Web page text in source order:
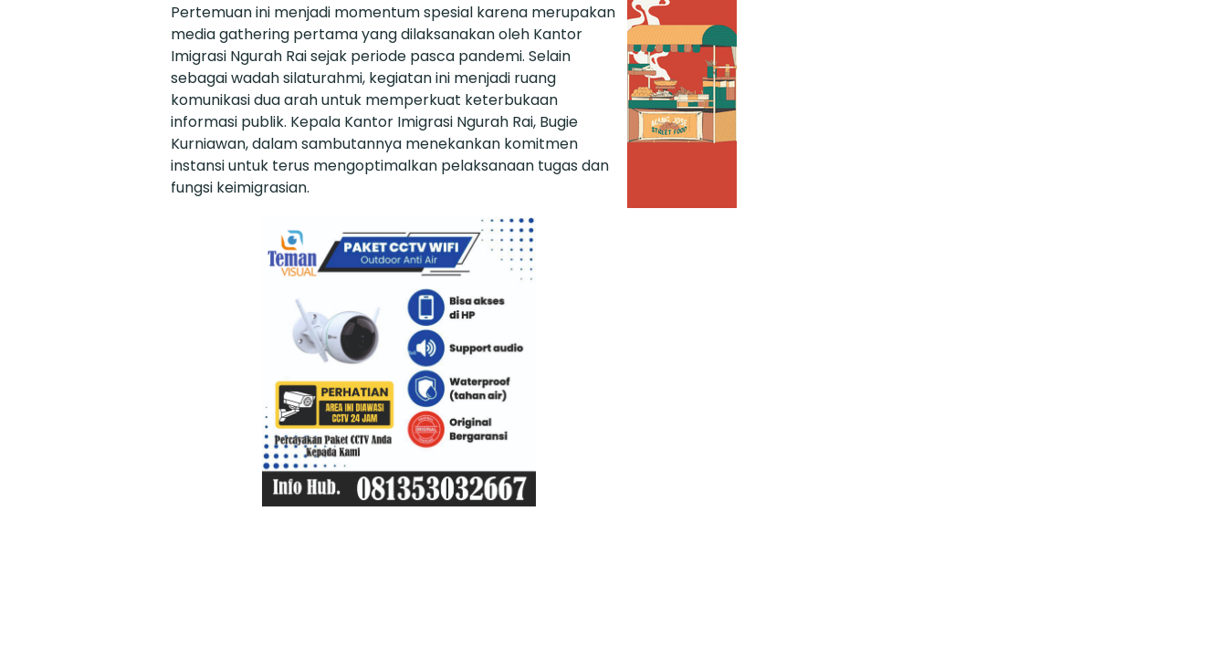
Pertemuan ini menjadi momentum spesial karena merupakan
media gathering pertama yang dilaksanakan oleh Kantor
Imigrasi Ngurah Rai sejak periode pasca pandemi. Selain
sebagai wadah silaturahmi, kegiatan ini menjadi ruang
komunikasi dua arah untuk memperkuat keterbukaan
informasi publik. Kepala Kantor Imigrasi Ngurah Rai, Bugie
Kurniawan, dalam sambutannya menekankan komitmen
instansi untuk terus mengoptimalkan pelaksanaan tugas dan
fungsi keimigrasian.